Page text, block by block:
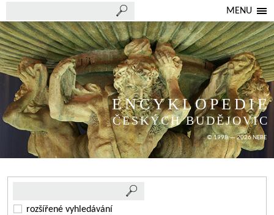
MENU
ENCYKLOPEDIE
ČESKÝCH BUDĚJOVIC
© 1998 — 2026 NEBE
rozšířené vyhledávání